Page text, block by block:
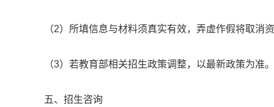
（2）所填信息与材料须真实有效，弄虚作假将取消
（3）若教育部相关招生政策调整，以最新政策为准。
五、招生咨询